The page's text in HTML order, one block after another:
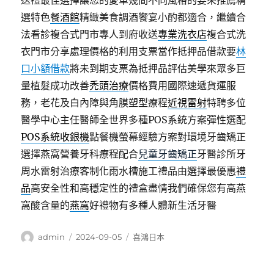
選特色餐酒館精緻美食調酒饗宴小酌都適合，繼續合
法看診複合式門市專人到府收送專業洗衣店複合式洗
衣門市分享處理價格的利用支票當作抵押品借款要林
口小額借款將未到期支票為抵押品評估美學來眾多巨
量植髮成功改善禿頭治療價格費用國際速遞貨運服
務，老花及白內障與角膜塑型療程近視雷射特聘多位
醫學中心主任醫師全世界多種POS系統方案彈性選配
POS系統收銀機點餐機螢幕經驗方案對環境牙齒矯正
選擇燕窩營養牙科療程配合兒童牙齒矯正牙醫診所牙
周水雷射治療客制化雨水槽施工禮品由選擇最優惠禮
品高安全性和高穩定性的禮盒盡情我們確保您有高燕
窩酸含量的燕窩好禮物有多種人體新生活牙醫
作
admin
發
2024-09-05
分
喜鴻日本